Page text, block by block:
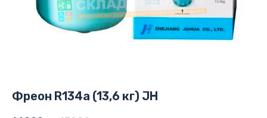
Фреон R134a (13,6 кг) JH